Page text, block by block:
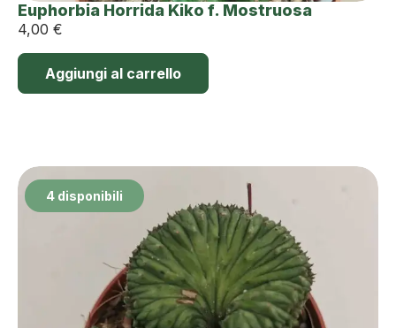
Euphorbia Horrida Kiko f. Mostruosa
4,00 €
Aggiungi al carrello
4 disponibili